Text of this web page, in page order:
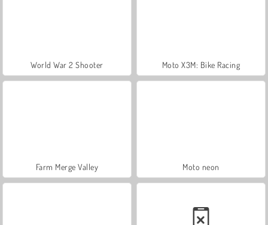
World War 2 Shooter Moto X3M: Bike Racing
Farm Merge Valley Moto neon